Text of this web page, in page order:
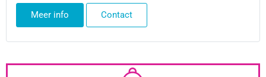
Meer info Contact